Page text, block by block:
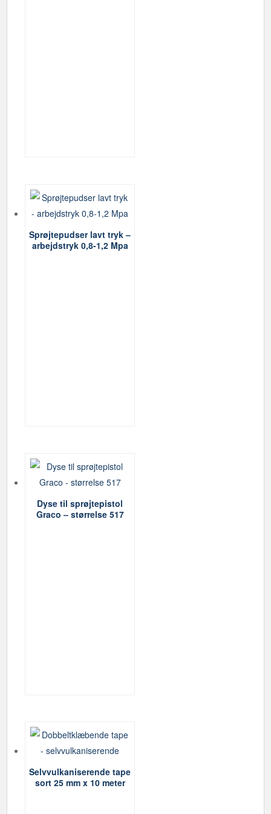
Sprøjtepudser lavt tryk –
arbejdstryk 0,8-1,2 Mpa
Dyse til sprøjtepistol
Graco – størrelse 517
Selvvulkaniserende tape
sort 25 mm x 10 meter